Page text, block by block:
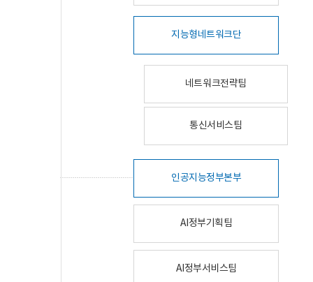
지능형네트워크단
네트워크전략팀
통신서비스팀
인공지능정부본부
AI정부기획팀
AI정부서비스팀